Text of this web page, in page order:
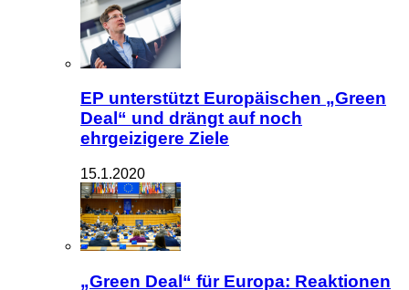
EP unterstützt Europäischen „Green
Deal“ und drängt auf noch
ehrgeizigere Ziele
15.1.2020
„Green Deal“ für Europa: Reaktionen